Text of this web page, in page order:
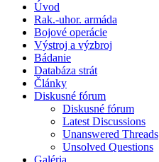
Úvod
Rak.-uhor. armáda
Bojové operácie
Výstroj a výzbroj
Bádanie
Databáza strát
Články
Diskusné fórum
Diskusné fórum
Latest Discussions
Unanswered Threads
Unsolved Questions
Galéria